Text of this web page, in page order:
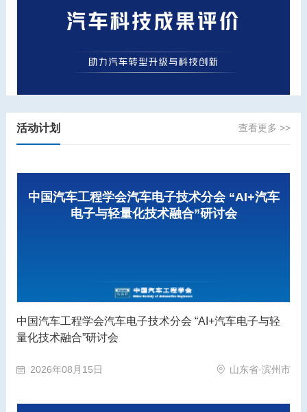
活动计划 查看更多 >>
中国汽车工程学会汽车电子技术分会 “AI+汽车
电子与轻量化技术融合”研讨会
中国汽车工程学会汽车电子技术分会 “AI+汽车电子与轻
量化技术融合”研讨会
2026年08月15日 山东省·滨州市